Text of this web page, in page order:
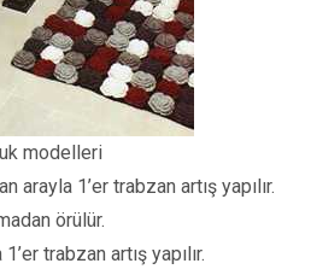
modelleri
arayla 1’er trabzan artış yapılır.
örülür.
trabzan artış yapılır.